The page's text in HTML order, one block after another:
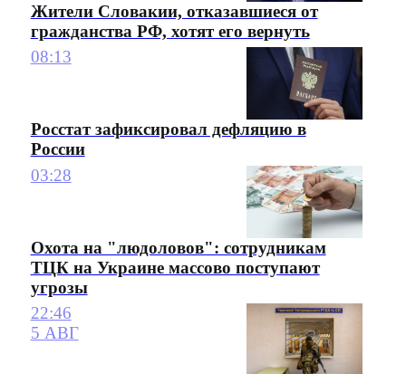
Жители Словакии, отказавшиеся от
гражданства РФ, хотят его вернуть
08:13
Росстат зафиксировал дефляцию в
России
03:28
Охота на "людоловов": сотрудникам
ТЦК на Украине массово поступают
угрозы
22:46
5 АВГ